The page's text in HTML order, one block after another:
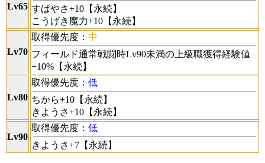
Lv65 すばやさ+10【永続】
こうげき魔力+10【永続】
Lv70
取得優先度： 中
フィールド通常戦闘時Lv90未満の上級職獲得経験値
+10%【永続】
Lv80
取得優先度： 低
ちから+10【永続】
きようさ+10【永続】
Lv90
取得優先度： 低
きようさ+7【永続】